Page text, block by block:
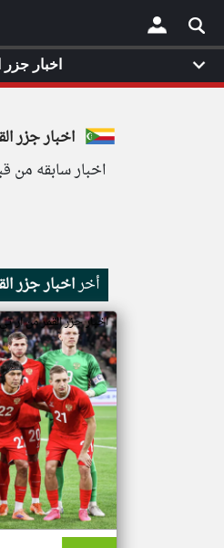
×
اخبار جزر
اخبار سابقه من قبل
أخراخبار جزر
اخبار جزر القمر من ار
اخبار جزر